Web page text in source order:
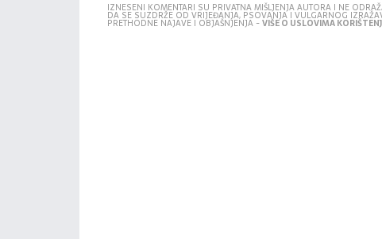
IZNESENI KOMENTARI SU PRIVATNA MIŠLJENJA AUTORA I NE
DA SE SUZDRŽE OD VRIJEĐANJA, PSOVANJA I VULGARNOG
PRETHODNE NAJAVE I OBJAŠNJENJA -VIŠE O USLOVIMA